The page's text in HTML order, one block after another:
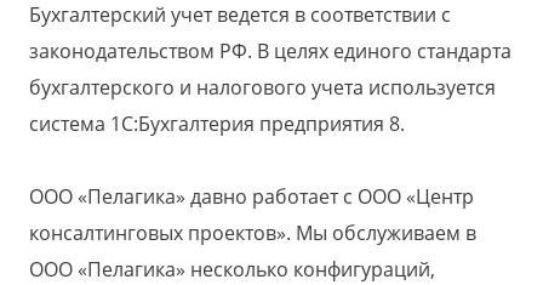
Бухгалтерский учет ведется в соответствии с
законодательством РФ. В целях единого стандарта
бухгалтерского и налогового учета используется
система 1С:Бухгалтерия предприятия 8.
ООО «Пелагика» давно работает с ООО «Центр
консалтинговых проектов». Мы обслуживаем в
ООО «Пелагика» несколько конфигураций,